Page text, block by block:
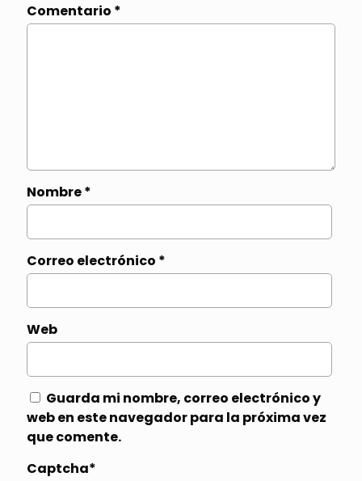
Comentario *
Nombre*
Correo electrónico *
Web
Guarda mi nombre, correo electrónico y
web en este navegador para la próxima vez
que comente.
Captcha*